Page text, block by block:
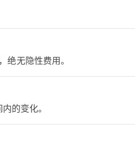
，绝无隐性费用。
的变化。